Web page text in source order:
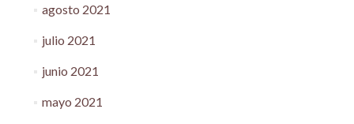
agosto 2021
julio 2021
junio 2021
mayo 2021